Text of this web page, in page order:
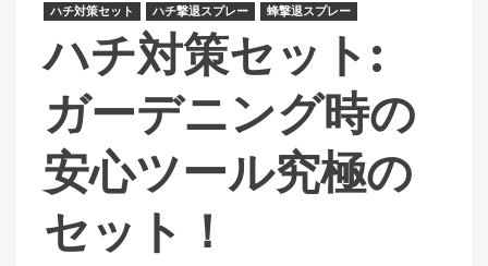
ハチ対策セット ハチ撃退スプレー 蜂撃退スプレー
ハチ対策セット:
ガーデニング時の
安心ツール究極の
セット！